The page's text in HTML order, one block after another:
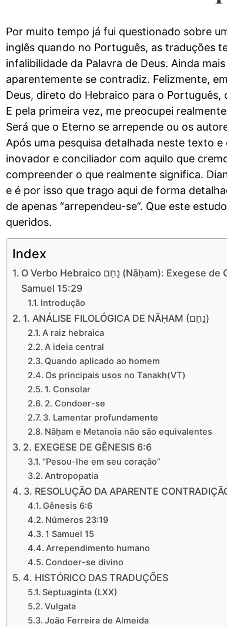
Por muito tempo já fui questionado sobre
inglês quando no Português, as traduções
infalibilidade da Palavra de Deus. Ainda
aparentemente se contradiz. Felizmente,
Deus, direto do Hebraico para o Português,
E pela primeira vez, me preocupei
Será que o Eterno se arrepende ou os
Após uma pesquisa detalhada neste texto
inovador e conciliador com aquilo que
compreender o que realmente significa.
e é por isso que trago aqui de forma
de apenas “arrependeu-se”. Que este
queridos.
Index
O Verbo Hebraico נָחַם (Nāḥam): Exegese de Gênesis 6:6 e a Aparente Contradição com Números 23:19 e 1
Samuel 15:29
Introdução
1. ANÁLISE FILOLÓGICA DE NĀḤAM (נָחַם)
A raiz hebraica
A ideia central
Quando aplicado ao homem
Os principais usos no Tanakh(VT)
1. Consolar
2. Condoer-se
3. Lamentar profundamente
Nāḥam e Metanoia não são equivalentes
2. EXEGESE DE GÊNESIS 6:6
“Pesou-lhe em seu coração”
Antropopatia
3. RESOLUÇÃO DA APARENTE
Gênesis 6:6
Números 23:19
1 Samuel 15
Arrependimento humano
Condoer-se divino
4. HISTÓRICO DAS TRADUÇÕES
Septuaginta (LXX)
Vulgata
João Ferreira de Almeida